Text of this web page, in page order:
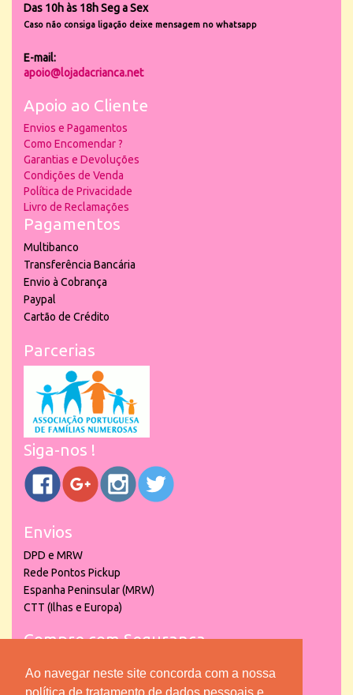
Ao navegar neste site concorda com a nossa
Das 10h às 18h Seg a Sex
Caso não consiga ligação deixe mensagem no whatsapp
E-mail:
apoio@lojadacrianca.net
Apoio ao Cliente
Envios e Pagamentos
Como Encomendar ?
Garantias e Devoluções
Condições de Venda
Política de Privacidade
Livro de Reclamações
Pagamentos
Multibanco
Transferência Bancária
Envio à Cobrança
Paypal
Cartão de Crédito
Parcerias
Siga-nos !
Envios
DPD e MRW
Rede Pontos Pickup
Espanha Peninsular (MRW)
CTT (Ilhas e Europa)
Compre com Segurança